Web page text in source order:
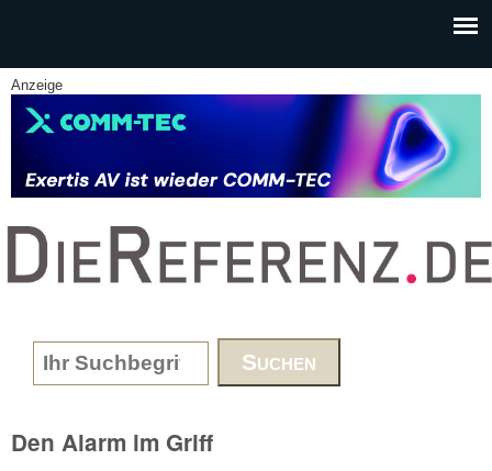
Anzeige
www.DieReferenz.de
Search form
Den Alarm im Griff